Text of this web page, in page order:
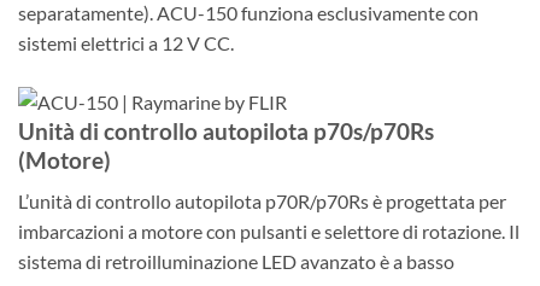
separatamente). ACU-150 funziona esclusivamente con
sistemi elettrici a 12 V CC.
Unità di controllo autopilota p70s/p70Rs
(Motore)
L’unità di controllo autopilota p70R/p70Rs è progettata per
imbarcazioni a motore con pulsanti e selettore di rotazione. Il
sistema di retroilluminazione LED avanzato è a basso